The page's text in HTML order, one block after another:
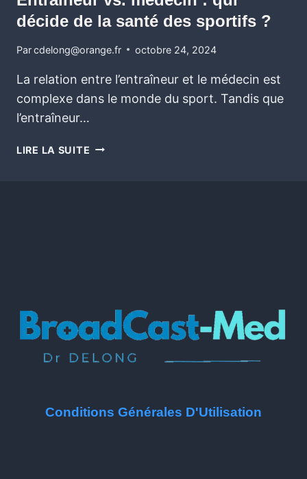
décide de la santé des sportifs ?
Parcdelong@orange.fr octobre 24, 2024
La relation entre l’entraîneur et le médecin est
complexe dans le monde du sport. Tandis que
l’entraîneur…
LIRE LA SUITE
Conditions Générales D'Utilisation